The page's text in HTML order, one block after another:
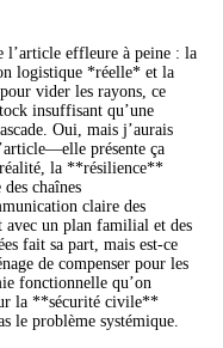
l’article effleure à peine : la
logistique *réelle* et la
vider les rayons, ce
insuffisant qu’une
Oui, mais j’aurais
présente ça
la **résilience**
chaînes
claire des
un plan familial et des
fait sa part, mais est-ce
de compenser pour les
fonctionnelle qu’on
la **sécurité civile**
le problème systémique.